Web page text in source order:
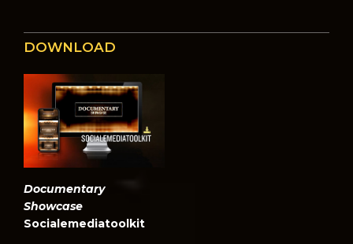
DOWNLOAD
Documentary
Showcase
Socialemediatoolkit